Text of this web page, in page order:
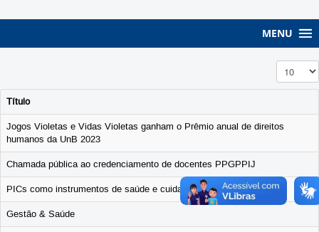
MENU
Exibir #
Título
Jogos Violetas e Vidas Violetas ganham o Prêmio anual de direitos
humanos da UnB 2023
Chamada pública ao credenciamento de docentes PPGPPIJ
PICs como instrumentos de saúde e cuidado na pandemia
Gestão & Saúde